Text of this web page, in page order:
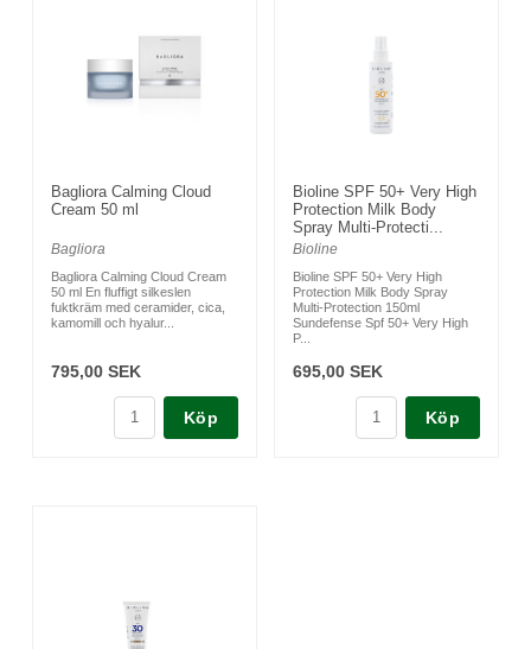
Bagliora Calming Cloud
Cream 50 ml
Bagliora
Bagliora Calming Cloud Cream
50 ml En fluffigt silkeslen
fuktkräm med ceramider, cica,
kamomill och hyalur...
795,00 SEK
Köp
Bioline SPF 50+ Very High
Protection Milk Body
Spray Multi-Protecti...
Bioline
Bioline SPF 50+ Very High
Protection Milk Body Spray
Multi-Protection 150ml
Sundefense Spf 50+ Very High
P...
695,00 SEK
Köp